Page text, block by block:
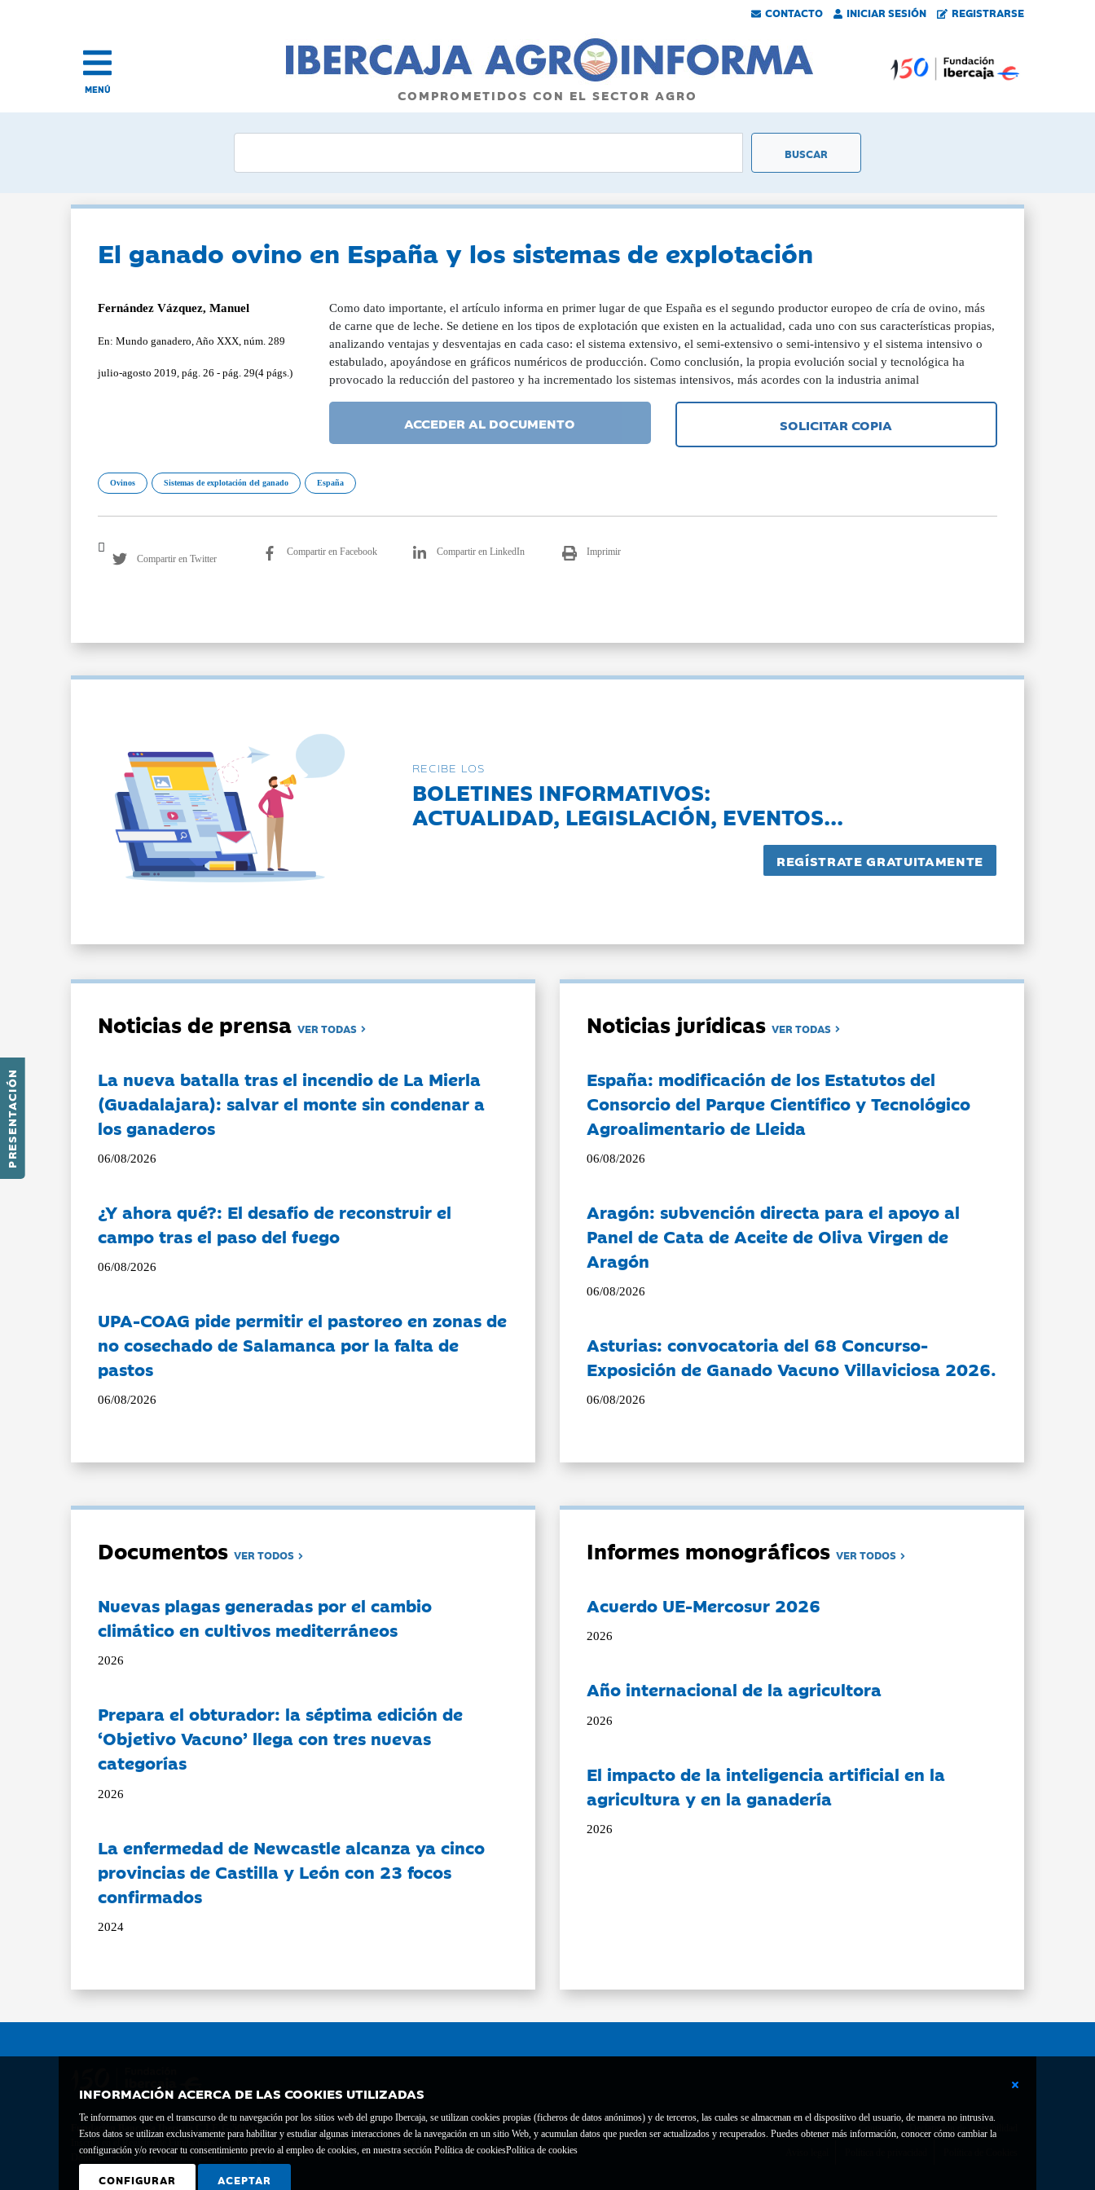
CONTACTO INICIAR SESIÓN REGISTRARSE
PRESENTACIÓN
MENÚ COMPROMETIDOS CON EL SECTOR AGRO
INFORMACIÓN ACERCA DE LAS COOKIES UTILIZADAS
Te informamos que en el transcurso de tu navegación por los sitios web del grupo Ibercaja, se utilizan cookies propias (ficheros de datos anónimos) y de terceros, las cuales se almacenan en el dispositivo del usuario, de manera no intrusiva.
Estos datos se utilizan exclusivamente para habilitar y estudiar algunas interacciones de la navegación en un sitio Web, y acumulan datos que pueden ser actualizados y recuperados. Puedes obtener más información, conocer cómo cambiar la
configuración y/o revocar tu consentimiento previo al empleo de cookies, en nuestra sección Política de cookiesPolítica de cookies
CONFIGURAR ACEPTAR
El ganado ovino en España y los sistemas de explotación
Fernández Vázquez, Manuel
En: Mundo ganadero, Año XXX, núm. 289
julio-agosto 2019, pág. 26 - pág. 29(4 págs.)
Como dato importante, el artículo informa en primer lugar de que España es el segundo productor europeo de cría de ovino, más
de carne que de leche. Se detiene en los tipos de explotación que existen en la actualidad, cada uno con sus características propias,
analizando ventajas y desventajas en cada caso: el sistema extensivo, el semi-extensivo o semi-intensivo y el sistema intensivo o
estabulado, apoyándose en gráficos numéricos de producción. Como conclusión, la propia evolución social y tecnológica ha
provocado la reducción del pastoreo y ha incrementado los sistemas intensivos, más acordes con la industria animal
ACCEDER AL DOCUMENTO SOLICITAR COPIA
Ovinos Sistemas de explotación del ganado España
Compartir en Twitter
Compartir en Facebook Compartir en LinkedIn Imprimir
RECIBE LOS
BOLETINES INFORMATIVOS:
ACTUALIDAD, LEGISLACIÓN, EVENTOS...
Noticias de prensaVER TODAS
La nueva batalla tras el incendio de La Mierla
(Guadalajara): salvar el monte sin condenar a
los ganaderos
06/08/2026
¿Y ahora qué?: El desafío de reconstruir el
campo tras el paso del fuego
06/08/2026
UPA-COAG pide permitir el pastoreo en zonas de
no cosechado de Salamanca por la falta de
pastos
06/08/2026
Noticias jurídicasVER TODAS
España: modificación de los Estatutos del
Consorcio del Parque Científico y Tecnológico
Agroalimentario de Lleida
06/08/2026
Aragón: subvención directa para el apoyo al
Panel de Cata de Aceite de Oliva Virgen de
Aragón
06/08/2026
Asturias: convocatoria del 68 Concurso-
Exposición de Ganado Vacuno Villaviciosa 2026.
06/08/2026
DocumentosVER TODOS
Nuevas plagas generadas por el cambio
climático en cultivos mediterráneos
2026
Prepara el obturador: la séptima edición de
‘Objetivo Vacuno’ llega con tres nuevas
categorías
2026
La enfermedad de Newcastle alcanza ya cinco
provincias de Castilla y León con 23 focos
confirmados
2024
Informes monográficosVER TODOS
Acuerdo UE-Mercosur 2026
2026
Año internacional de la agricultora
2026
El impacto de la inteligencia artificial en la
agricultura y en la ganadería
2026
Fundación Bancaria Ibercaja C.I.F. G-50000652.
Inscrita en el Registro de Fundaciones del Mº de Educación, Cultura y Deporte con el nº 1689.
Domicilio social: Joaquín Costa, 13. 50001 Zaragoza.
Contacto Declaración de accesibilidad